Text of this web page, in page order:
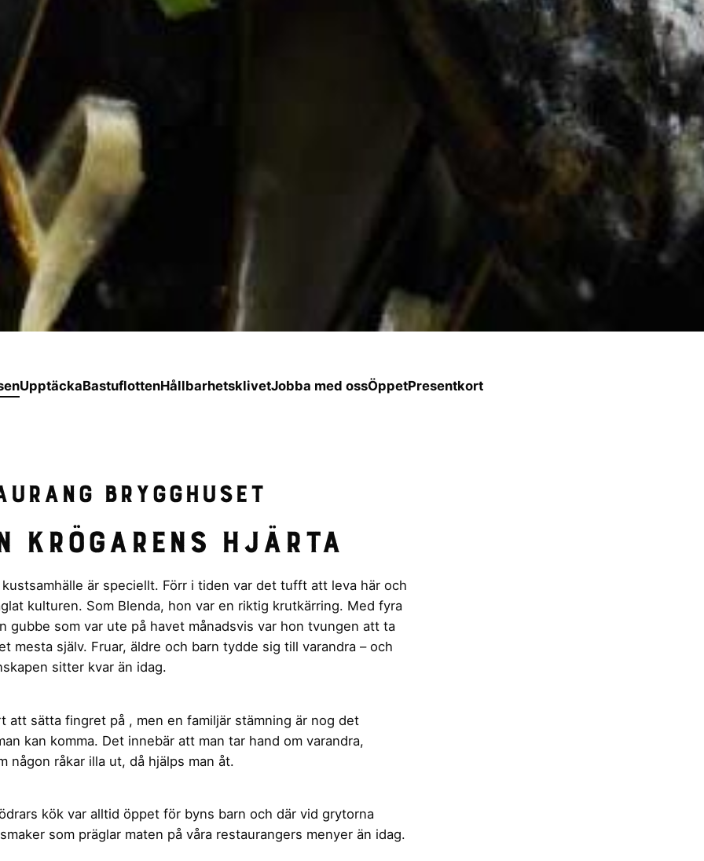
UpptäckaBastuflottenHållbarhetsklivetJobba med ossÖppetPresentkort
Brygghuset
krögarens hjärta
är speciellt. Förr i tiden var det tufft att leva här och
kulturen. Som Blenda, hon var en riktig krutkärring. Med fyra
gubbe som var ute på havet månadsvis var hon tvungen att ta
mesta själv. Fruar, äldre och barn tydde sig till varandra – och
sitter kvar än idag.
att sätta fingret på , men en familjär stämning är nog det
kan komma. Det innebär att man tar hand om varandra,
någon råkar illa ut, då hjälps man åt.
kök var alltid öppet för byns barn och där vid grytorna
som präglar maten på våra restaurangers menyer än idag.